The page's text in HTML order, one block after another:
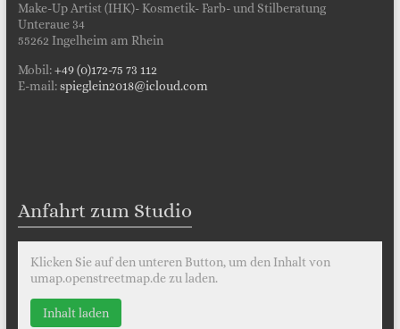
Make-Up Artist (IHK)- Kosmetik- Farb- und Stilberatung
Unteraue 34
55262 Ingelheim am Rhein
Mobil:+49 (0)172-75 73 112
E-mail:spieglein2018@icloud.com
Anfahrt zum Studio
Klicken Sie auf den unteren Button, um den Inhalt von
umap.openstreetmap.de zu laden.
Inhalt laden